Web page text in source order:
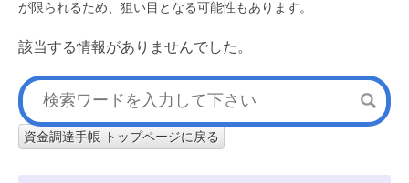
が限られるため、狙い目となる可能性もあります。
該当する情報がありませんでした。
資金調達手帳 トップページに戻る